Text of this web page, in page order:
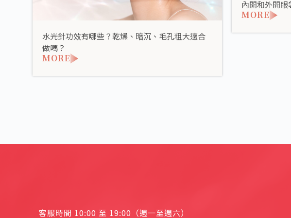
水光針功效有哪些？乾燥、暗沉、毛孔粗大適合
做嗎？
MORE
內開和外開
MORE
客服時間 10:00 至 19:00（週一至週六）